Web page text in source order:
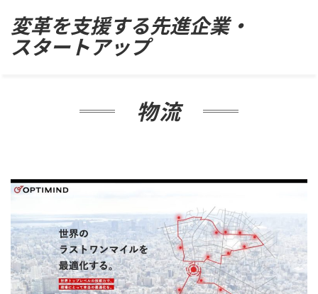
content
変革を支援する先進企業・
スタートアップ
物流